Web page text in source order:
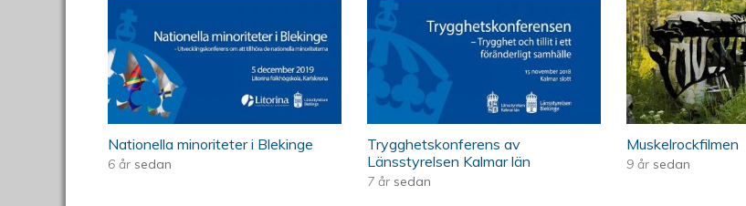
Nationella minoriteter i Blekinge – Utvecklingskonferens om
Nationella minoriteter i Blekinge
6 år sedan
Trygghetskonferensen – Trygghet
Trygghetskonferens av
Länsstyrelsen Kalmar län
7 år sedan
Muskelrockfilmen
9 år sedan